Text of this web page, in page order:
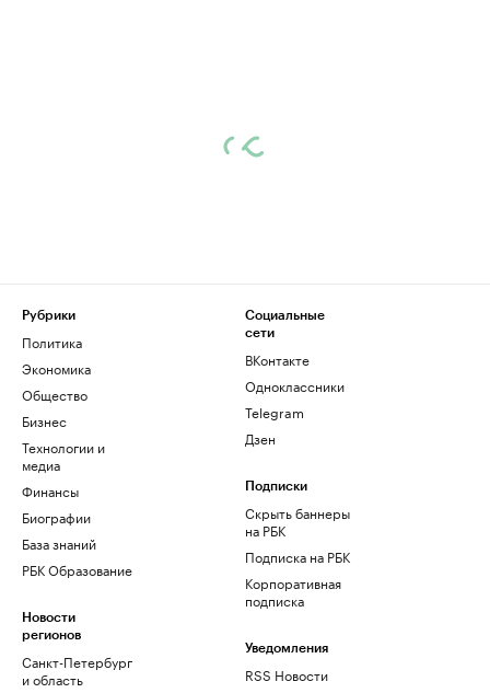
Рубрики
Политика
Экономика
Общество
Бизнес
Технологии и
медиа
Финансы
Биографии
База знаний
РБК Образование
Новости
регионов
Санкт-Петербург
и область
Социальные
сети
ВКонтакте
Одноклассники
Telegram
Дзен
Подписки
Скрыть баннеры
на РБК
Подписка на РБК
Корпоративная
подписка
Уведомления
RSS Новости